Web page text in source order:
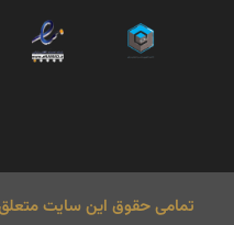
تمامی حقوق این سایت